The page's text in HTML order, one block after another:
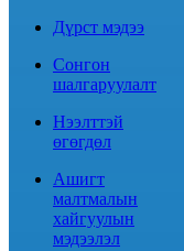
Дүрст мэдээ
Сонгон
шалгаруулалт
Нээлттэй
өгөгдөл
Ашигт
малтмалын
хайгуулын
мэдээлэл